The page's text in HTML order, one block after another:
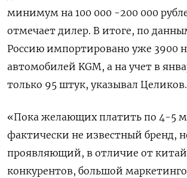
минимум на 100 000 -200 000
отмечает дилер. В итоге, по
Россию импортировано уже 3900
автомобилей KGM, а на учет в
только 95 штук, указывал Целиков.
«Пока желающих платить по 4-5
фактически не известный бренд,
проявляющий, в отличие от
конкурентов, большой